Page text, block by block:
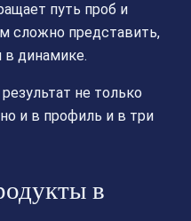
путь проб и
сложно представить,
в динамике.
не только
и в профиль и в три
в